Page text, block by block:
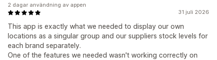
31 juli 2026
This app is exactly what we needed to display our own
locations as a singular group and our suppliers stock levels for
each brand separately.
One of the features we needed wasn't working correctly on
2 dagar användning av appen